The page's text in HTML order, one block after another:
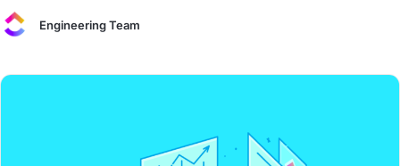
Engineering Team